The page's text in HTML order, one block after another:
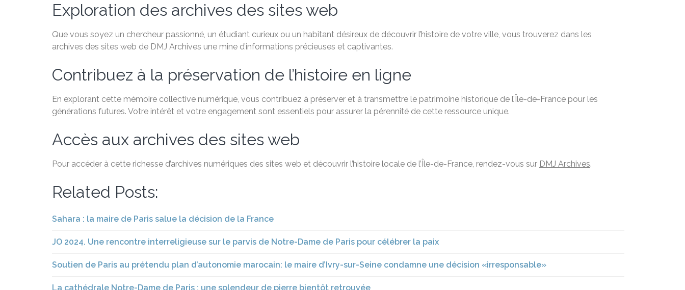
Exploration des archives des sites web
Que vous soyez un chercheur passionné, un étudiant curieux ou un habitant désireux de découvrir l’histoire de votre ville, vous trouverez dans les
archives des sites web de DMJ Archives une mine d’informations précieuses et captivantes.
Contribuez à la préservation de l’histoire en ligne
En explorant cette mémoire collective numérique, vous contribuez à préserver et à transmettre le patrimoine historique de l’Île-de-France pour les
générations futures. Votre intérêt et votre engagement sont essentiels pour assurer la pérennité de cette ressource unique.
Accès aux archives des sites web
Pour accéder à cette richesse d’archives numériques des sites web et découvrir l’histoire locale de l’Île-de-France, rendez-vous sur DMJ Archives.
Related Posts:
Sahara : la maire de Paris salue la décision de la France
JO 2024. Une rencontre interreligieuse sur le parvis de Notre-Dame de Paris pour célébrer la paix
Soutien de Paris au prétendu plan d’autonomie marocain: le maire d’Ivry-sur-Seine condamne une décision «irresponsable»
La cathédrale Notre-Dame de Paris : une splendeur de pierre bientôt retrouvée